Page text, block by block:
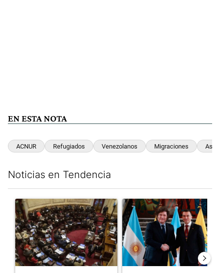
EN ESTA NOTA
ACNUR Refugiados Venezolanos Migraciones Asilo
Noticias en Tendencia
Un artículo de tendencia con el título "El Senado dio media
Un artículo de tendencia con